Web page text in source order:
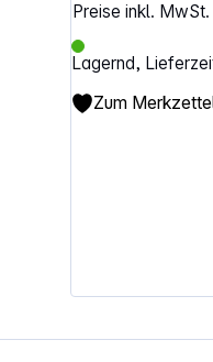
Preise inkl.
Lagernd,
Zum